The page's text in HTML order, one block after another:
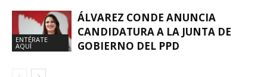
ENTÉRATE
AQUÍ
ÁLVAREZ CONDE ANUNCIA
CANDIDATURA A LA JUNTA DE
GOBIERNO DEL PPD